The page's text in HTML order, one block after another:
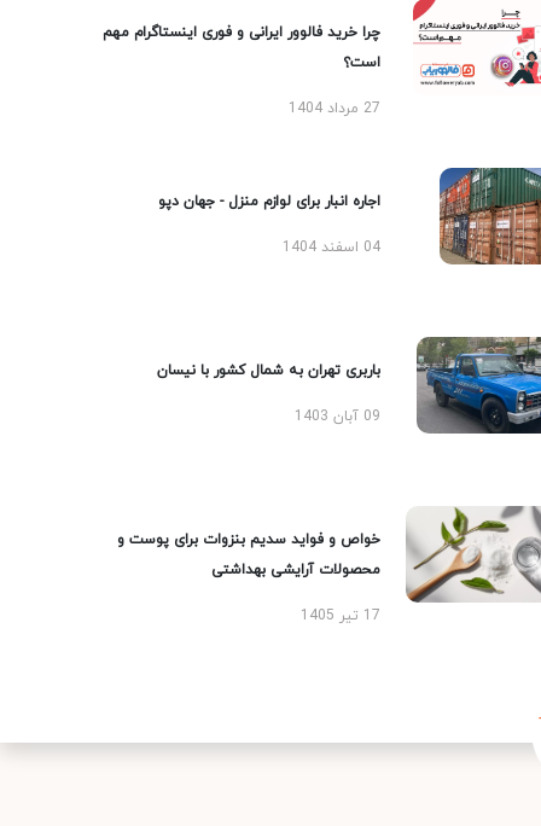
چرا خرید فالوور ایرانی و فوری اینستاگرام مهم
است؟
27 مرداد 1404
اجاره انبار برای لوازم منزل - جهان دپو
04 اسفند 1404
باربری تهران به شمال کشور با نیسان
09 آبان 1403
خواص و فواید سدیم بنزوات برای پوست و
محصولات آرایشی بهداشتی
17 تیر 1405